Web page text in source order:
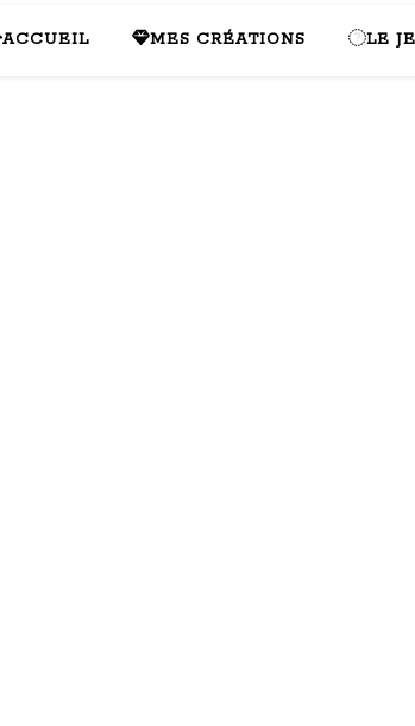
ACCUEIL MES CRÉATIONS LE